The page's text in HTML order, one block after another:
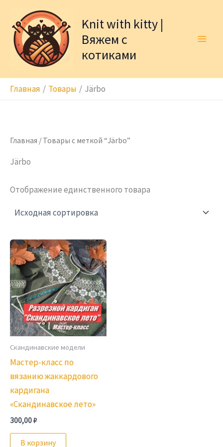
содержимому
Knit with kitty |
Вяжем с
котиками
Главная Товары Järbo
Главная / Товары с меткой “Järbo”
Järbo
Отображение единственного товара
Скандинавские модели
Мастер-класс по
вязанию жаккардового
кардигана
«Скандинавское лето»
300,00₽
В корзину